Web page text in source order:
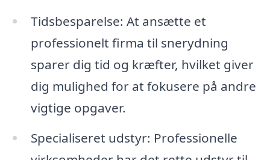
Tidsbesparelse: At ansætte et
professionelt firma til snerydning
sparer dig tid og kræfter, hvilket giver
dig mulighed for at fokusere på andre
vigtige opgaver.
Specialiseret udstyr: Professionelle